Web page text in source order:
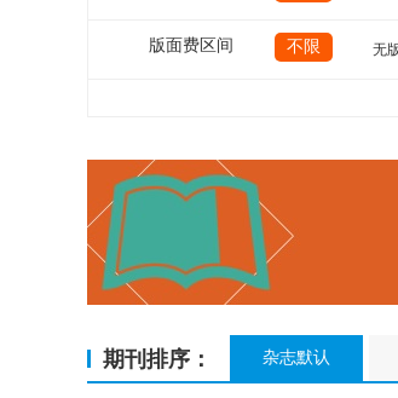
版面费区间 不限 无
期刊排序： 杂志默认